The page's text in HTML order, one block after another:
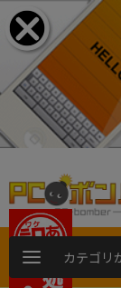
カテゴリ